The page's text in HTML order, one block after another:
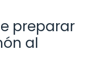
preparar
al